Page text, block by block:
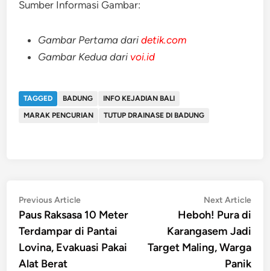
Sumber Informasi Gambar:
Gambar Pertama daridetik.com
Gambar Kedua dari voi.id
TAGGED BADUNG
INFO KEJADIAN BALI
MARAK PENCURIAN
TUTUP DRAINASE DI BADUNG
Post
navigation
Previous ArticlePrevious
article:
Paus Raksasa 10 Meter
Terdampar di Pantai
Lovina, Evakuasi Pakai
Alat Berat
Next Article
Heboh! Pura di
Karangasem Jadi
Target Maling, Warga
Panik